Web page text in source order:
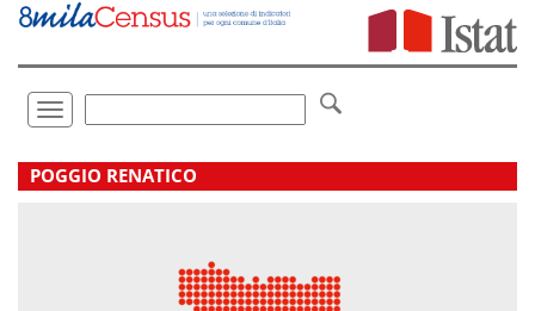
Vai
direttamente
Toggle
navigation
.
POGGIO RENATICO